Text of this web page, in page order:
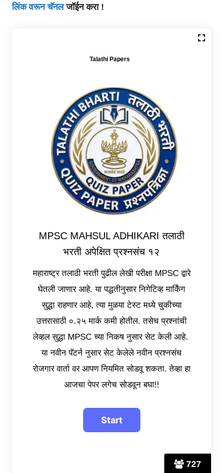
लिंक वरून चॅनलजॉईन करा !
727
Talathi Papers
MPSC MAHSUL ADHIKARI तलाठी
भरती अपेक्षित प्रश्नसंच १२
महाराष्ट्र तलाठी भरती पुढील लेखी परीक्षा MPSC द्वारे
घेतली जाणार आहे. या पद्धतीनुसार निगेटिव्ह मार्किंग
सुद्धा राहणार आहे, त्या मुळया टेस्ट मध्ये चुकीच्या
उत्तरासाठी ०.२५ मार्क कमी होतील. तसेच प्रश्नांची
लेव्हल सुद्धा MPSC च्या निकष नुसार सेट केली आहे.
या नवीन पॅटर्न नुसार सेट केलेले नवीन प्रश्नसंच
रोजगार वार्ता वर आपण नियमित सोडवू शकता. तेव्हा हा
आजचा पेपर लगेच सोडवून बघा!!